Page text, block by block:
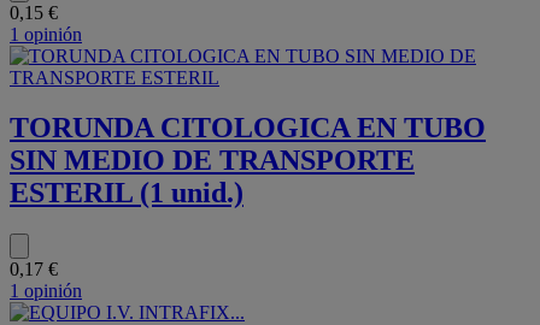
0,15 €
1 opinión
TORUNDA CITOLOGICA EN TUBO
SIN MEDIO DE TRANSPORTE
ESTERIL (1 unid.)
0,17 €
1 opinión